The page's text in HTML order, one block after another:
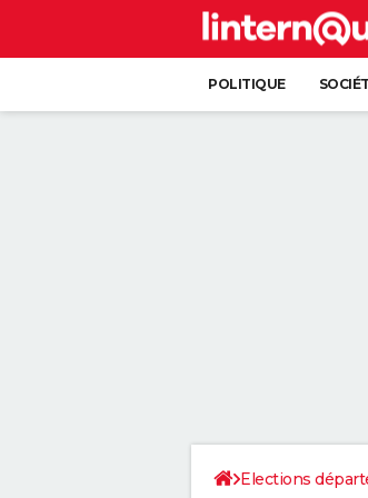
POLITIQUE
Elections